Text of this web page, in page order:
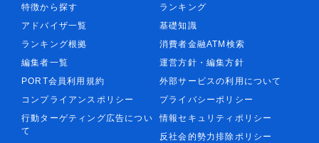
特徴から探す
ランキング
アドバイザ一覧
基礎知識
ランキング根拠
消費者金融ATM検索
編集者一覧
運営方針・編集方針
PORT会員利用規約
外部サービスの利用について
コンプライアンスポリシー
プライバシーポリシー
行動ターゲティング広告につい
て
情報セキュリティポリシー
反社会的勢力排除ポリシー